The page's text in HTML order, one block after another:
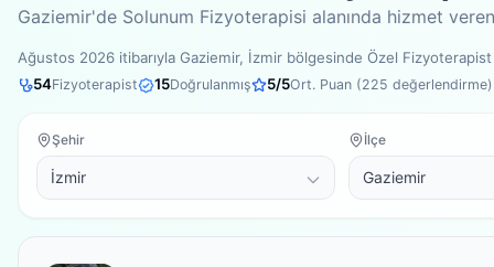
Gaziemir'de Solunum Fizyoterapisi alanında hizmet
Ağustos 2026 itibarıyla Gaziemir, İzmir bölgesinde Özel
54Fizyoterapist 15Doğrulanmış 5/5Ort. Puan (225 değerlendirme)
Şehir İlçe